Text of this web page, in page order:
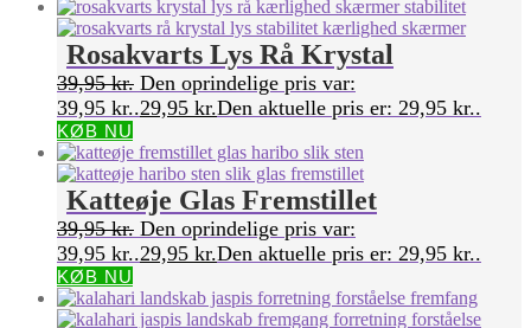
Rosakvarts Lys Rå Krystal
39,95kr. Den oprindelige pris var:
39,95 kr..29,95 kr.Den aktuelle pris er: 29,95 kr..
KØB NU
Katteøje Glas Fremstillet
39,95kr. Den oprindelige pris var:
39,95 kr..29,95 kr.Den aktuelle pris er: 29,95 kr..
KØB NU